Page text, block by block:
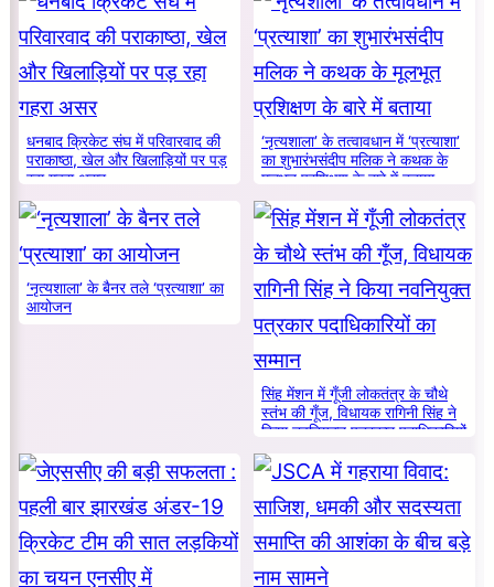
धनबाद क्रिकेट संघ में परिवारवाद की
पराकाष्ठा, खेल और खिलाड़ियों पर पड़
रहा गहरा असर
‘नृत्यशाला’ के तत्वावधान में ‘प्रत्याशा’
का शुभारंभसंदीप मलिक ने कथक के
मूलभूत प्रशिक्षण के बारे में बताया
‘नृत्यशाला’ के बैनर तले ‘प्रत्याशा’ का
आयोजन
सिंह मेंशन में गूँजी लोकतंत्र के चौथे
स्तंभ की गूँज, विधायक रागिनी सिंह ने
किया नवनियुक्त पत्रकार पदाधिकारियों
का सम्मान